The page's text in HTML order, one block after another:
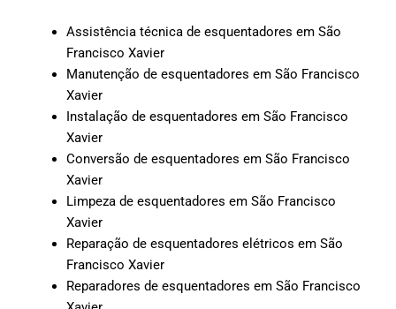
Assistência técnica de esquentadores em São
Francisco Xavier
Manutenção de esquentadores em São Francisco
Xavier
Instalação de esquentadores em São Francisco
Xavier
Conversão de esquentadores em São Francisco
Xavier
Limpeza de esquentadores em São Francisco
Xavier
Reparação de esquentadores elétricos em São
Francisco Xavier
Reparadores de esquentadores em São Francisco